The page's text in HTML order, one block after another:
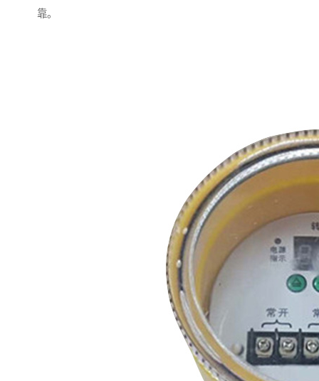
靠。